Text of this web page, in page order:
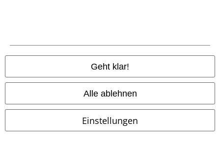
Geht klar!
Alle ablehnen
Einstellungen
14:00 Uhr.Mehr Infos
Kundenservice